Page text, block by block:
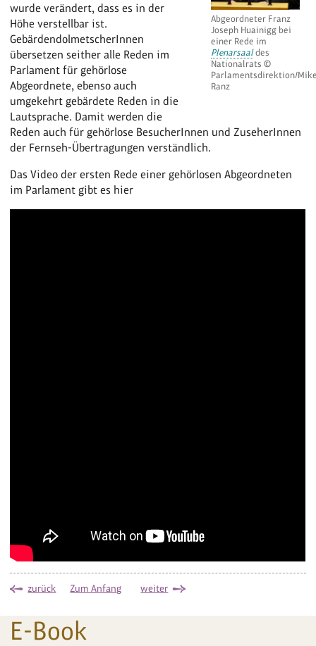
Abgeordneter Franz
Joseph Huainigg bei
einer Rede im
Plenarsaaldes
Nationalrats ©
Parlamentsdirektion/
Ranz
wurde verändert, dass es in der
Höhe verstellbar ist.
GebärdendolmetscherInnen
übersetzen seither alle Reden im
Parlament für gehörlose
Abgeordnete, ebenso auch
umgekehrt gebärdete Reden in die
Lautsprache. Damit werden die
Reden auch für gehörlose BesucherInnen und ZuseherInnen
der Fernseh-Übertragungen verständlich.
Das Video der ersten Rede einer gehörlosen Abgeordneten
im Parlament gibt es hier
zurück Zum Anfang weiter
E-Book